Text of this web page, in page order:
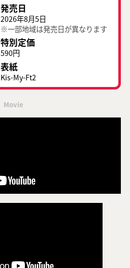
発売日
2026年8月5日
※一部地域は発売日が異なります
特別定価
590円
表紙
Kis-My-Ft2
Movie